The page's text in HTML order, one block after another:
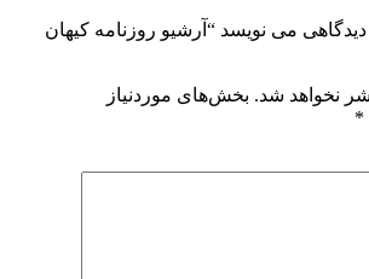
می نویسد “آرشیو روزنامه کیهان
نخواهد شد. بخش‌های موردنیاز
*